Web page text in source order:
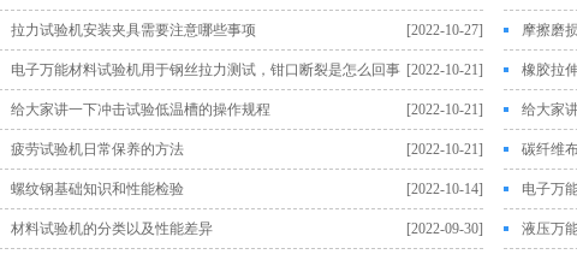
[2022-10-27]
拉力试验机安装夹具需要注意哪些事项 摩擦磨
[2022-10-21]
电子万能材料试验机用于钢丝拉力测试，钳口断裂是怎么回事 橡胶拉
[2022-10-21]
给大家讲一下冲击试验低温槽的操作规程 给大家
[2022-10-21]
疲劳试验机日常保养的方法 碳纤维
[2022-10-14]
螺纹钢基础知识和性能检验 电子万
[2022-09-30]
材料试验机的分类以及性能差异 液压万